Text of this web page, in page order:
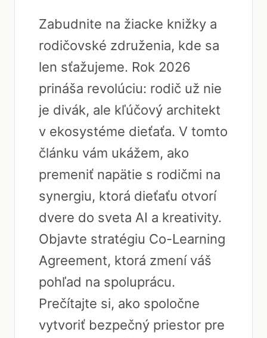
Zabudnite na žiacke knižky a
rodičovské združenia, kde sa
len sťažujeme. Rok 2026
prináša revolúciu: rodič už nie
je divák, ale kľúčový architekt
v ekosystéme dieťaťa. V tomto
článku vám ukážem, ako
premeniť napätie s rodičmi na
synergiu, ktorá dieťaťu otvorí
dvere do sveta AI a kreativity.
Objavte stratégiu Co-Learning
Agreement, ktorá zmení váš
pohľad na spoluprácu.
Prečítajte si, ako spoločne
vytvoriť bezpečný priestor pre